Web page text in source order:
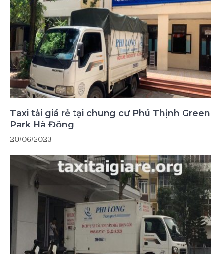
Taxi tải giá rẻ tại chung cư Phú Thịnh Green
Park Hà Đông
20/06/2023